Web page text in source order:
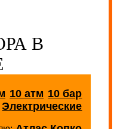
В
10 атм 10 бар
Электрические